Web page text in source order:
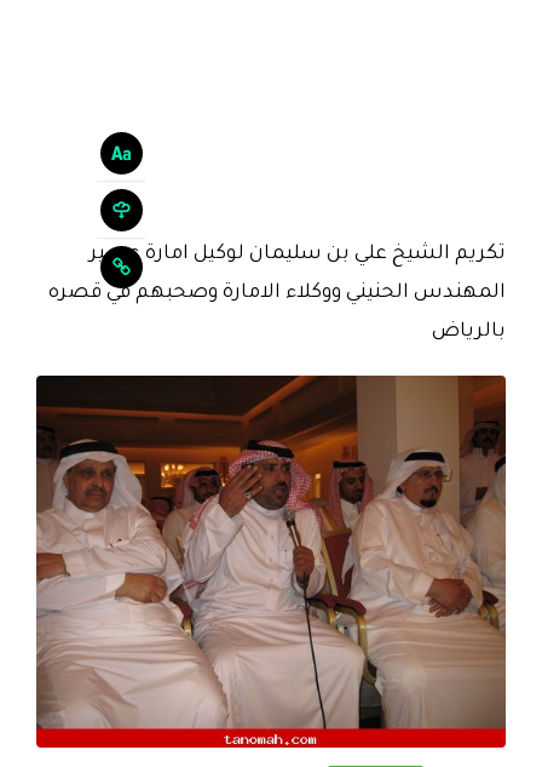
تكريم الشيخ علي بن سليمان لوكيل امارة عسير
المهندس الحنيني ووكلاء الامارة وصحبهم في قصره
بالرياض